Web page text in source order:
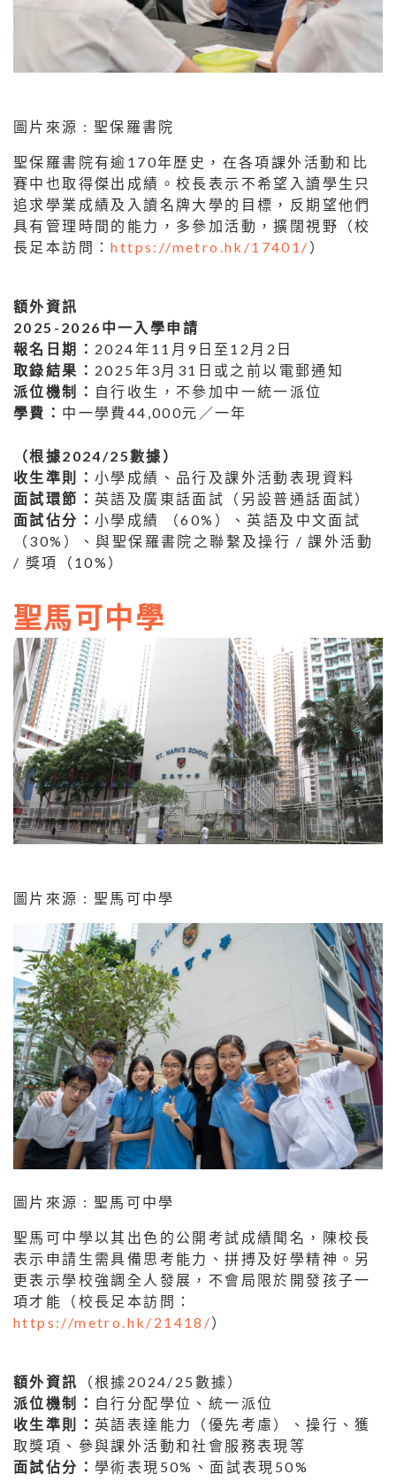
圖片來源 : 聖保羅書院
聖保羅書院有逾170年歷史，在各項課外活動和比
賽中也取得傑出成績。校長表示不希望入讀學生只
追求學業成績及入讀名牌大學的目標，反期望他們
具有管理時間的能力，多參加活動，擴闊視野（校
長足本訪問：https://metro.hk/17401/ ）
額外資訊
2025-2026中一入學申請
報名日期： 2024年11月9日至12月2日
取錄結果： 2025年3月31日或之前以電郵通知
派位機制： 自行收生，不參加中一統一派位
學費： 中一學費44,000元／一年
（根據2024/25數據）
收生準則： 小學成績、品行及課外活動表現資料
面試環節： 英語及廣東話面試（另設普通話面試）
面試佔分： 小學成績 （60%）、英語及中文面試
（30%）、與聖保羅書院之聯繫及操行 / 課外活動
/ 獎項（10%）
聖馬可中學
圖片來源 : 聖馬可中學
圖片來源 : 聖馬可中學
聖馬可中學以其出色的公開考試成績聞名，陳校長
表示申請生需具備思考能力、拼搏及好學精神。另
更表示學校強調全人發展，不會局限於開發孩子一
項才能（校長足本訪問：
https://metro.hk/21418/）
額外資訊
（根據2024/25數據）
派位機制： 自行分配學位、統一派位
收生準則： 英語表達能力（優先考慮）、操行、獲
取獎項、參與課外活動和社會服務表現等
面試佔分： 學術表現50%、面試表現50%